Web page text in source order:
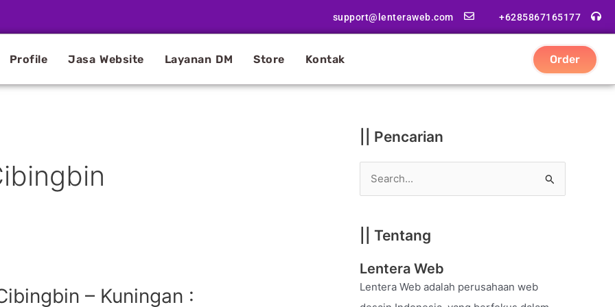
support@lenteraweb.com +6285867165177
Profile Jasa Website Layanan DM Store Kontak Order
– Kuningan :
|| Pencarian
r
c
h
|| Tentang
Lentera Web
Lentera Web adalah perusahaan web
|
t
g
i